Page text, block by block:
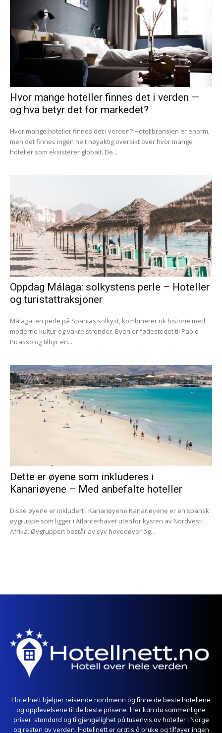
Hvor mange hoteller finnes det i verden —
og hva betyr det for markedet?
Hvor mange hoteller finnes det i verden? Hotellbransjen er enorm,
men det finnes ingen helt nøyaktig oversikt over hvor mange
hoteller som eksisterer globalt. De...
Oppdag Málaga: solkystens perle – Hoteller
og turistattraksjoner
Málaga, en perle på Spanias solkyst, kombinerer rik historie med
moderne kultur og vakre strender. Byen er fødestedet til Pablo
Picasso og tilbyr en...
Dette er øyene som inkluderes i
Kanariøyene – Med anbefalte hoteller
Disse øyene er inkludert i Kanariøyene Kanariøyene er en spansk
øygruppe som ligger i Atlanterhavet utenfor kysten av Nordvest-
Afrika. Øygruppen består av syv hovedøyer og...
Hotellnett hjelper reisende nordmenn og finne de beste hotellene
og opplevelsene til de beste prisene. Her kan du sammenligne
priser, standard og tilgjengelighet på tusenvis av hoteller i Norge
og resten av verden. Hotellnett er gratis å bruke og tilføyer ingen